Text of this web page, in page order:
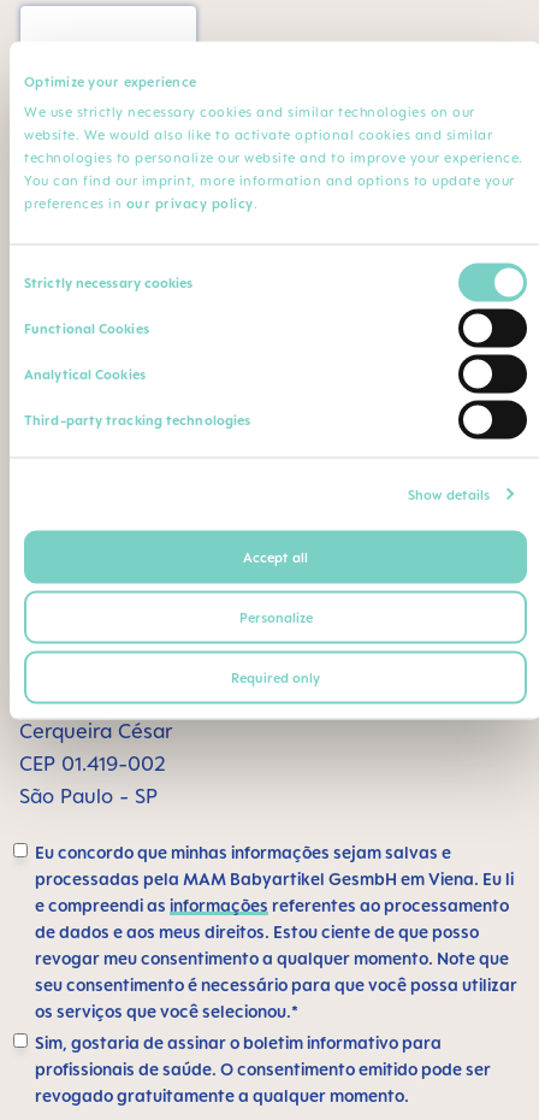
Optimize your experience
We use strictly necessary cookies and similar technologies on our
website. We would also like to activate optional cookies and similar
technologies to personalize our website and to improve your experience.
You can find our imprint, more information and options to update your
preferences in our privacy policy.
Strictly necessary cookies
Functional Cookies
Analytical Cookies
Third-party tracking technologies
Show details
Accept all
Personalize
Required only
CPF*
Minha Profissão
Profissão* Especialização
Faça o upload de sua qualificação profissional (diploma,
certificado de conclusão de curso, carteira de identidade
Ou envie seu comprovante de qualificação como
segue para o seguinte endereço postal ou e-mail:
BEBE SAUDE LTDA | CNPJ 02.729.687/0001-26
Alameda Santos, 1165 sala 1009
Cerqueira César
CEP 01.419-002
São Paulo - SP
Eu concordo que minhas informações sejam salvas e
processadas pela MAM Babyartikel GesmbH em Viena. Eu li
e compreendi as informações referentes ao processamento
de dados e aos meus direitos. Estou ciente de que posso
revogar meu consentimento a qualquer momento. Note que
seu consentimento é necessário para que você possa utilizar
os serviços que você selecionou.*
Sim, gostaria de assinar o boletim informativo para
profissionais de saúde. O consentimento emitido pode ser
revogado gratuitamente a qualquer momento.